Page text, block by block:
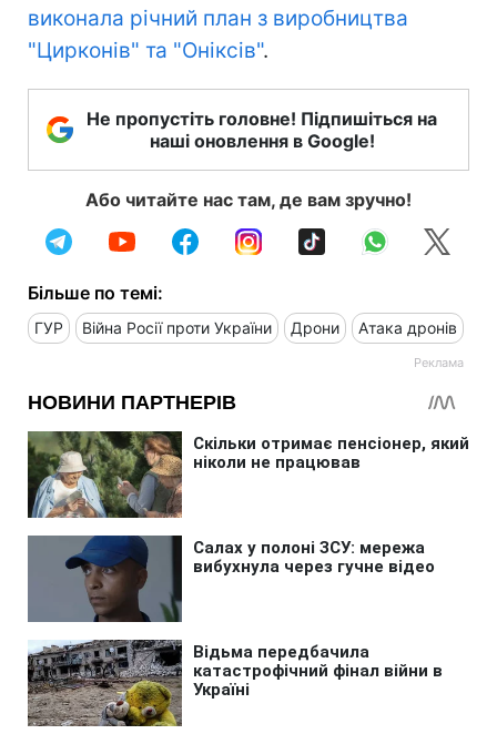
виконала річний план з виробництва
"Цирконів" та "Оніксів".
Не пропустіть головне! Підпишіться на
наші оновлення в Google!
Або читайте нас там, де вам зручно!
Більше по темі:
ГУР Війна Росії проти України Дрони Атака дронів